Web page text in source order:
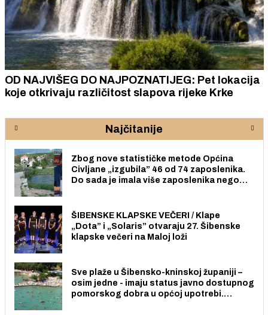
OD NAJVIŠEG DO NAJPOZNATIJEG: Pet lokacija
koje otkrivaju različitost slapova rijeke Krke
Najčitanije
Zbog nove statističke metode Općina
Civljane „izgubila” 46 od 74 zaposlenika.
Do sada je imala više zaposlenika nego
ŠIBENSKE KLAPSKE VEČERI / Klape
„Dota” i „Solaris” otvaraju 27. Šibenske
klapske večeri na Maloj loži
Sve plaže u Šibensko-kninskoj županiji –
osim jedne - imaju status javno dostupnog
pomorskog dobra u općoj upotrebi.